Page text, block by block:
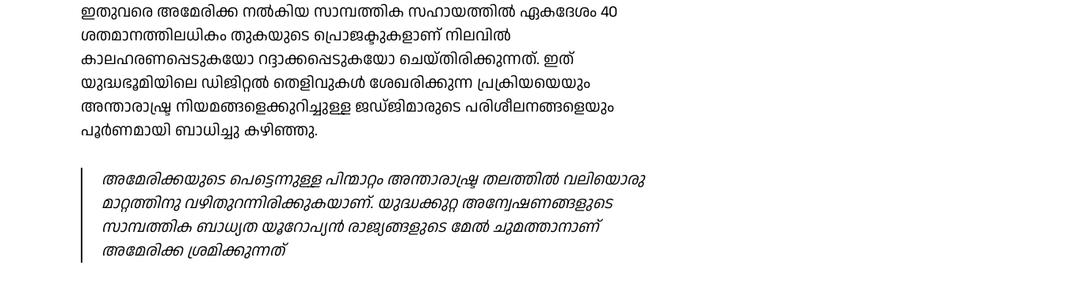
ഇതുവരെ അമേരിക്ക നൽകിയ സാമ്പത്തിക സഹായത്തിൽ ഏകദേശം 40
ശതമാനത്തിലധികം തുകയുടെ പ്രൊജക്ടുകളാണ് നിലവിൽ
കാലഹരണപ്പെടുകയോ റദ്ദാക്കപ്പെടുകയോ ചെയ്തിരിക്കുന്നത്. ഇത്
യുദ്ധഭൂമിയിലെ ഡിജിറ്റൽ തെളിവുകൾ ശേഖരിക്കുന്ന പ്രക്രിയയെയും
അന്താരാഷ്ട്ര നിയമങ്ങളെക്കുറിച്ചുള്ള ജഡ്ജിമാരുടെ പരിശീലനങ്ങളെയും
പൂർണമായി ബാധിച്ചു കഴിഞ്ഞു.
അമേരിക്കയുടെ പെട്ടെന്നുള്ള പിന്മാറ്റം അന്താരാഷ്ട്ര തലത്തിൽ വലിയൊരു
മാറ്റത്തിനു വഴിതുറന്നിരിക്കുകയാണ്. യുദ്ധക്കുറ്റ അന്വേഷണങ്ങളുടെ
സാമ്പത്തിക ബാധ്യത യൂറോപ്യൻ രാജ്യങ്ങളുടെ മേൽ ചുമത്താനാണ്
അമേരിക്ക ശ്രമിക്കുന്നത്